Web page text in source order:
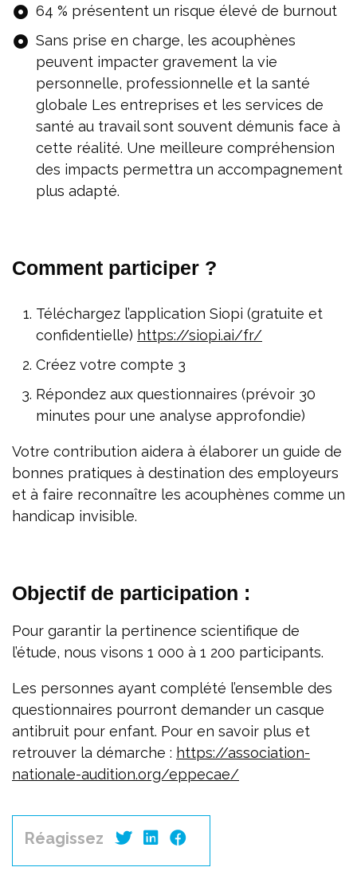
64 % présentent un risque élevé de burnout
Sans prise en charge, les acouphènes
peuvent impacter gravement la vie
personnelle, professionnelle et la santé
globale Les entreprises et les services de
santé au travail sont souvent démunis face à
cette réalité. Une meilleure compréhension
des impacts permettra un accompagnement
plus adapté.
Comment participer ?
Téléchargez l’application Siopi (gratuite et
confidentielle) https://siopi.ai/fr/
Créez votre compte 3
Répondez aux questionnaires (prévoir 30
minutes pour une analyse approfondie)
Votre contribution aidera à élaborer un guide de
bonnes pratiques à destination des employeurs
et à faire reconnaître les acouphènes comme un
handicap invisible.
Objectif de participation :
Pour garantir la pertinence scientifique de
l’étude, nous visons 1 000 à 1 200 participants.
Les personnes ayant complété l’ensemble des
questionnaires pourront demander un casque
antibruit pour enfant. Pour en savoir plus et
retrouver la démarche : https://association-
nationale-audition.org/eppecae/
Réagissez